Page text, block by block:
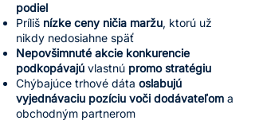
podiel
Príliš nízke ceny ničia maržu, ktorú už
nikdy nedosiahne späť
Nepovšimnuté akcie konkurencie
podkopávajú vlastnú promo stratégiu
Chýbajúce trhové dáta oslabujú
vyjednávaciu pozíciu voči dodávateľom a
obchodným partnerom